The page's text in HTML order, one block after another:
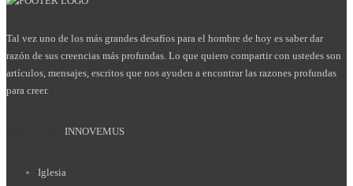
Tal vez uno de los más grandes desafíos para el hombre de hoy es saber dar
razón de sus creencias más profundas. Lo que quiero compartir con ustedes son
artículos, mensajes, escritos que nos ayuden a encontrar las razones profundas
para creer.
INNOVEMUS
Iglesia